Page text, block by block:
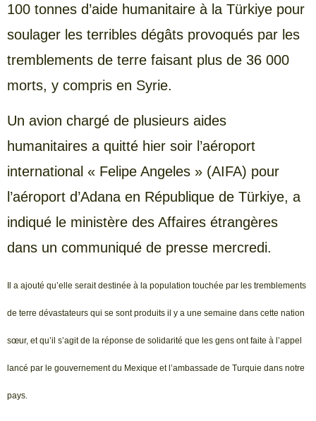
100 tonnes d’aide humanitaire à la Türkiye pour
soulager les terribles dégâts provoqués par les
tremblements de terre faisant plus de 36 000
morts, y compris en Syrie.
Un avion chargé de plusieurs aides
humanitaires a quitté hier soir l’aéroport
international « Felipe Angeles » (AIFA) pour
l’aéroport d’Adana en République de Türkiye, a
indiqué le ministère des Affaires étrangères
dans un communiqué de presse mercredi.
Il a ajouté qu’elle serait destinée à la population touchée par les tremblements
de terre dévastateurs qui se sont produits il y a une semaine dans cette nation
sœur, et qu’il s’agit de la réponse de solidarité que les gens ont faite à l’appel
lancé par le gouvernement du Mexique et l’ambassade de Turquie dans notre
pays.